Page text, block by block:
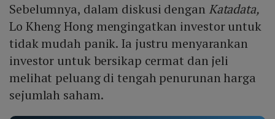
Sebelumnya, dalam diskusi dengan Katadata,
Lo Kheng Hong mengingatkan investor untuk
tidak mudah panik. Ia justru menyarankan
investor untuk bersikap cermat dan jeli
melihat peluang di tengah penurunan harga
sejumlah saham.